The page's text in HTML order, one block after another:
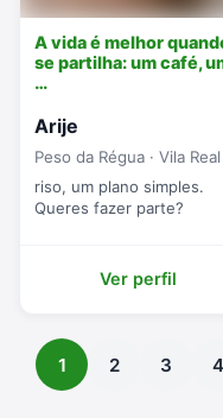
A vida é melhor
se partilha: um café,
…
Arije
Peso da Régua · Vila Real
riso, um plano simples.
Queres fazer parte?
Ver perfil
1 2 3 4